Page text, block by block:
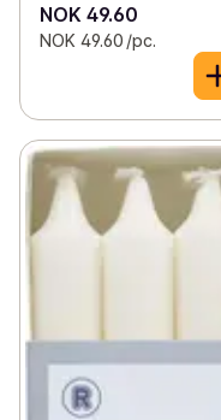
NOK 49.60
NOK 49.60 /pc.